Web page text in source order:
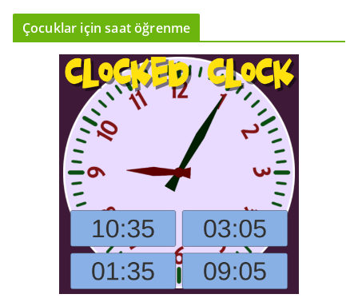
Çocuklar için saat öğrenme